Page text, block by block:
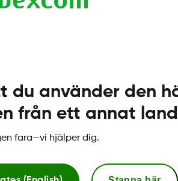
du använder den
från ett annat
fara—vi hjälper dig.